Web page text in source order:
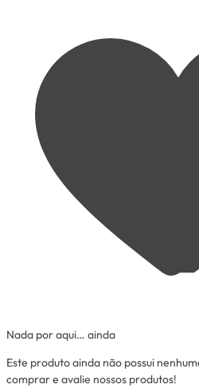
Nada por aqui… ainda
Este produto ainda não possui
comprar e avalie nossos produtos!